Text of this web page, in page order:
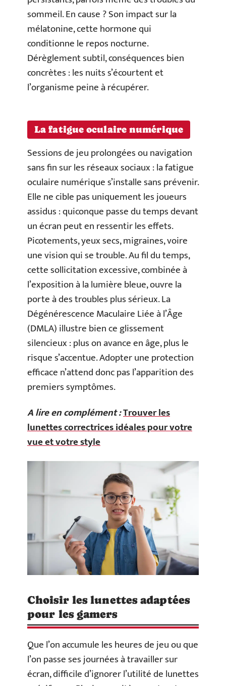
sommeil. En cause ? Son impact sur la
mélatonine, cette hormone qui
conditionne le repos nocturne.
Dérèglement subtil, conséquences bien
concrètes : les nuits s’écourtent et
l’organisme peine à récupérer.
La fatigue oculaire numérique
Sessions de jeu prolongées ou navigation
sans fin sur les réseaux sociaux : la fatigue
oculaire numérique s’installe sans prévenir.
Elle ne cible pas uniquement les joueurs
assidus : quiconque passe du temps devant
un écran peut en ressentir les effets.
Picotements, yeux secs, migraines, voire
une vision qui se trouble. Au fil du temps,
cette sollicitation excessive, combinée à
l’exposition à la lumière bleue, ouvre la
porte à des troubles plus sérieux. La
Dégénérescence Maculaire Liée à l’Âge
(DMLA) illustre bien ce glissement
silencieux : plus on avance en âge, plus le
risque s’accentue. Adopter une protection
efficace n’attend donc pas l’apparition des
premiers symptômes.
A lire en complément :Trouver les
lunettes correctrices idéales pour votre
vue et votre style
Choisir les lunettes adaptées
pour les gamers
Que l’on accumule les heures de jeu ou que
l’on passe ses journées à travailler sur
écran, difficile d’ignorer l’utilité de lunettes